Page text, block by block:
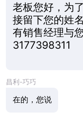
老板您好，为
接留下您的姓
有销售经理与
3177398311
昌利-巧巧
在的，您说